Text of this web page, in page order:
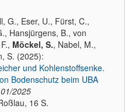
G., Eser, U., Fürst, C.,
Hansjürgens, B., von
Möckel, S., Nabel, M.,
S. (2025):
und Kohlenstoffsenke.
Bodenschutz beim UBA
01/2025
16 S.